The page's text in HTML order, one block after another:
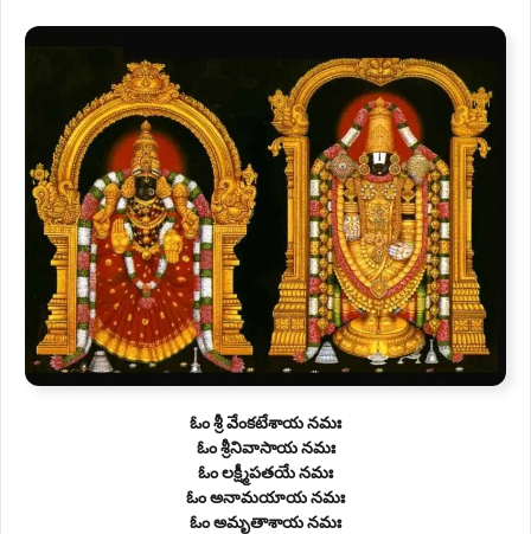
ఓం శ్రీ వేంకటేశాయ నమః
ఓం శ్రీనివాసాయ నమః
ఓం లక్ష్మీపతయే నమః
ఓం అనామయాయ నమః
ఓం అమృతాశాయ నమః